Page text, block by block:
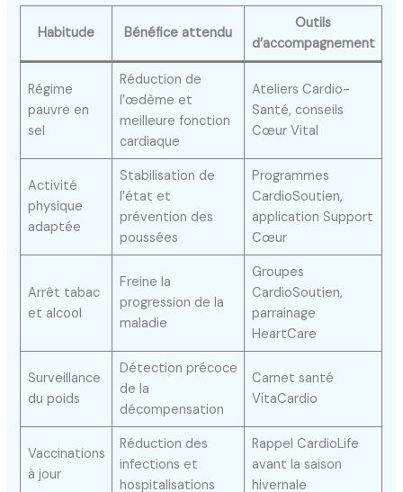
Habitude Bénéfice attendu
Outils
d’accompagnement
Régime
pauvre en
sel
Réduction de
l’œdème et
meilleure fonction
cardiaque
Ateliers Cardio-
Santé, conseils
Cœur Vital
Activité
physique
adaptée
Stabilisation de
l’état et
prévention des
poussées
Programmes
CardioSoutien,
application Support
Cœur
Arrêt tabac
et alcool
Freine la
progression de la
maladie
Groupes
CardioSoutien,
parrainage
HeartCare
Surveillance
du poids
Détection précoce
de la
décompensation
Carnet santé
VitaCardio
Vaccinations
à jour
Réduction des
infections et
hospitalisations
Rappel CardioLife
avant la saison
hivernale